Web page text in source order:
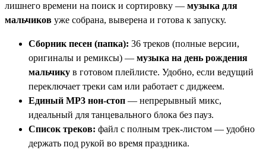
лишнего времени на поиск и сортировку — музыка для
мальчиков уже собрана, выверена и готова к запуску.
Сборник песен (папка): 36 треков (полные версии,
оригиналы и ремиксы) — музыка на день рождения
мальчику в готовом плейлисте. Удобно, если ведущий
переключает треки сам или работает с диджеем.
Единый МР3 нон-стоп — непрерывный микс,
идеальный для танцевального блока без пауз.
Список треков: файл с полным трек-листом — удобно
держать под рукой во время праздника.